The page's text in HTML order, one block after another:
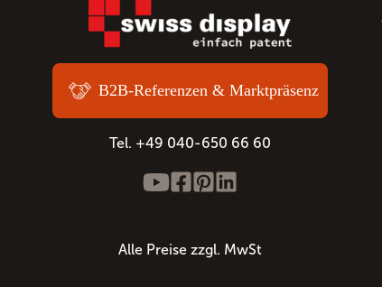
B2B-Referenzen & Marktpräsenz
Tel. +49 040-650 66 60
Alle Preise zzgl. MwSt